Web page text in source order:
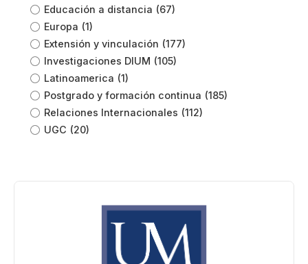
Educación a distancia (67)
Europa (1)
Extensión y vinculación (177)
Investigaciones DIUM (105)
Latinoamerica (1)
Postgrado y formación continua (185)
Relaciones Internacionales (112)
UGC (20)